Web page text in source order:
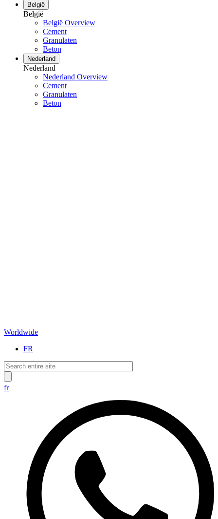
België
België
België Overview
Cement
Granulaten
Beton
Nederland
Nederland
Nederland Overview
Cement
Granulaten
Beton
Worldwide
FR
fr